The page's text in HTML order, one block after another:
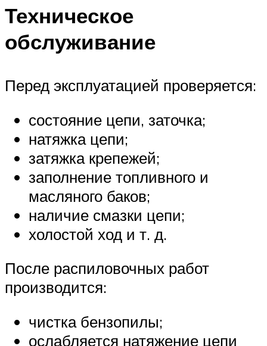
Техническое
обслуживание
Перед эксплуатацией проверяется:
состояние цепи, заточка;
натяжка цепи;
затяжка крепежей;
заполнение топливного и
масляного баков;
наличие смазки цепи;
холостой ход и т. д.
После распиловочных работ
производится:
чистка бензопилы;
ослабляется натяжение цепи